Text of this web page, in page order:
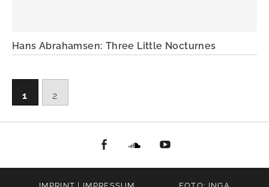
Hans Abrahamsen: Three Little Nocturnes
1 2
facebookSoundcloud